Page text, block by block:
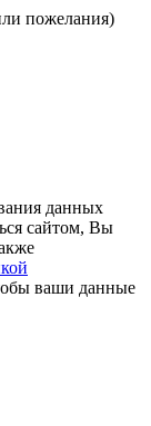
пожелания)
данных
сайтом, Вы
ваши данные